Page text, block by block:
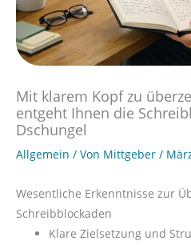
Mit klarem Kopf zu
entgeht Ihnen die
Dschungel
Allgemein / Von Mittgeber /
Wesentliche Erkenntnisse zur
Schreibblockaden
Klare Zielsetzung und